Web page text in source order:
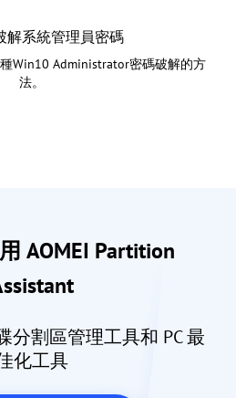
解系統管理員密碼
Win10 Administrator密碼破解的方
法。
AOMEI Partition
分割區管理工具和 PC 最
化工具